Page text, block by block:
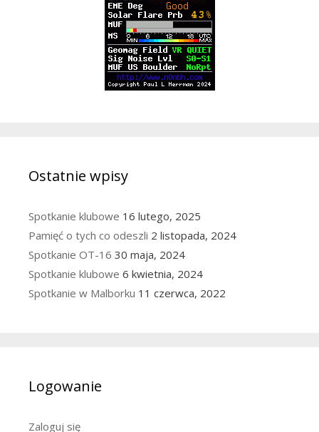
Ostatnie wpisy
Spotkanie klubowe 16 lutego, 2025
Pamięć o tych co odeszli 2 listopada, 2024
Spotkanie OT-16 30 maja, 2024
Spotkanie klubowe 6 kwietnia, 2024
Spotkanie w Malborku 11 czerwca, 2022
Logowanie
Zaloguj się